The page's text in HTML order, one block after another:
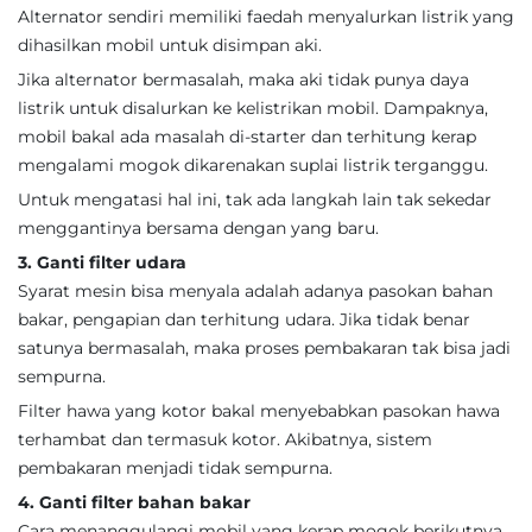
Alternator sendiri memiliki faedah menyalurkan listrik yang
dihasilkan mobil untuk disimpan aki.
Jika alternator bermasalah, maka aki tidak punya daya
listrik untuk disalurkan ke kelistrikan mobil. Dampaknya,
mobil bakal ada masalah di-starter dan terhitung kerap
mengalami mogok dikarenakan suplai listrik terganggu.
Untuk mengatasi hal ini, tak ada langkah lain tak sekedar
menggantinya bersama dengan yang baru.
3. Ganti filter udara
Syarat mesin bisa menyala adalah adanya pasokan bahan
bakar, pengapian dan terhitung udara. Jika tidak benar
satunya bermasalah, maka proses pembakaran tak bisa jadi
sempurna.
Filter hawa yang kotor bakal menyebabkan pasokan hawa
terhambat dan termasuk kotor. Akibatnya, sistem
pembakaran menjadi tidak sempurna.
4. Ganti filter bahan bakar